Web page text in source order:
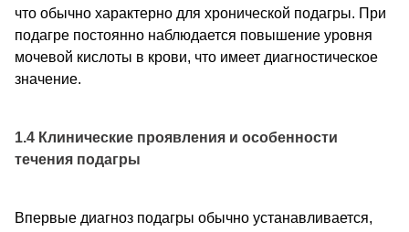
что обычно характерно для хронической подагры. При
подагре постоянно наблюдается повышение уровня
мочевой кислоты в крови, что имеет диагностическое
значение.
1.4 Клинические проявления и особенности
течения подагры
Впервые диагноз подагры обычно устанавливается,